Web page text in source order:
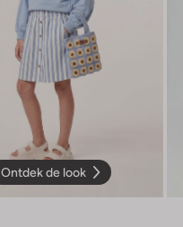
Ontdek de look